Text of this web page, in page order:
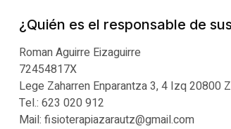
¿Quién es el responsable de
Roman Aguirre Eizaguirre
72454817X
Lege Zaharren Enparantza 3, 4 Izq 20800
Tel.: 623 020 912
Mail: fisioterapiazarautz@gmail.com